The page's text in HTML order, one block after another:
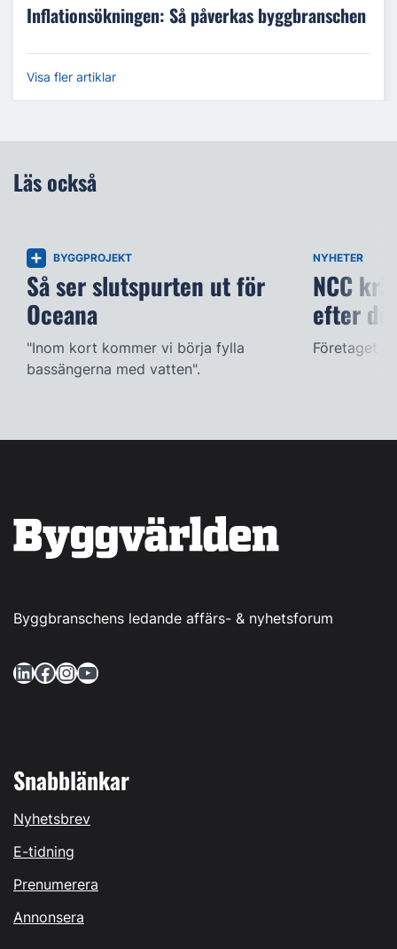
Inflationsökningen: Så påverkas byggbranschen
Visa fler artiklar
Läs också
BYGGPROJEKT
Så ser slutspurten ut för
Oceana
"Inom kort kommer vi börja fylla
bassängerna med vatten".
NYHETER
NCC
efter
Företaget
Byggbranschens ledande affärs- & nyhetsforum
LinkedIn Facebook InstagramYouTube
Snabblänkar
Nyhetsbrev
E-tidning
Prenumerera
Annonsera